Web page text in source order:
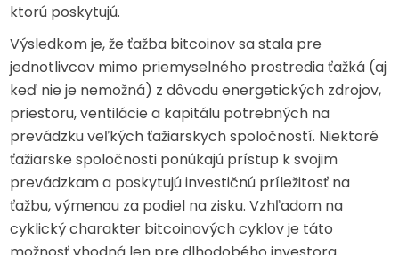
ktorú poskytujú.
Výsledkom je, že ťažba bitcoinov sa stala pre
jednotlivcov mimo priemyselného prostredia ťažká (aj
keď nie je nemožná) z dôvodu energetických zdrojov,
priestoru, ventilácie a kapitálu potrebných na
prevádzku veľkých ťažiarskych spoločností. Niektoré
ťažiarske spoločnosti ponúkajú prístup k svojim
prevádzkam a poskytujú investičnú príležitosť na
ťažbu, výmenou za podiel na zisku. Vzhľadom na
cyklický charakter bitcoinových cyklov je táto